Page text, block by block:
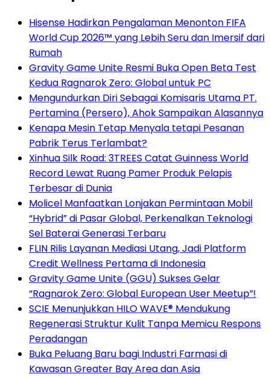
Hisense Hadirkan Pengalaman Menonton FIFA
World Cup 2026™ yang Lebih Seru dan Imersif dari
Rumah
Gravity Game Unite Resmi Buka Open Beta Test
Kedua Ragnarok Zero: Global untuk PC
Mengundurkan Diri Sebagai Komisaris Utama PT.
Pertamina (Persero), Ahok Sampaikan Alasannya
Kenapa Mesin Tetap Menyala tetapi Pesanan
Pabrik Terus Terlambat?
Xinhua Silk Road: 3TREES Catat Guinness World
Record Lewat Ruang Pamer Produk Pelapis
Terbesar di Dunia
Molicel Manfaatkan Lonjakan Permintaan Mobil
“Hybrid” di Pasar Global, Perkenalkan Teknologi
Sel Baterai Generasi Terbaru
FLIN Rilis Layanan Mediasi Utang, Jadi Platform
Credit Wellness Pertama di Indonesia
Gravity Game Unite (GGU) Sukses Gelar
“Ragnarok Zero: Global European User Meetup”!
SCIE Menunjukkan HILO WAVE® Mendukung
Regenerasi Struktur Kulit Tanpa Memicu Respons
Peradangan
Buka Peluang Baru bagi Industri Farmasi di
Kawasan Greater Bay Area dan Asia